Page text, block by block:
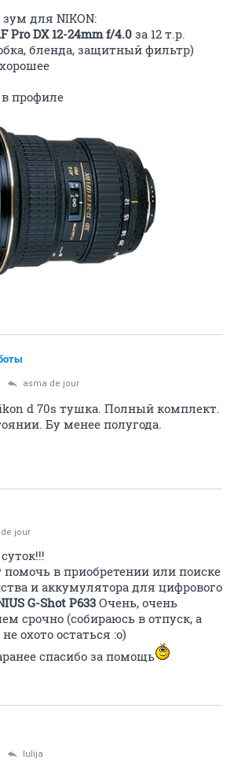
для NIKON:
Pro DX 12-24mm f/4.0 за 12 т.р.
бленда, защитный фильтр)
профиле
asma de jour
d 70s тушка. Полный комплект.
Бу менее полугода.
jour
в приобретении или поиске
и аккумулятора для цифрового
G-Shot P633 Очень, очень
срочно (собираюсь в отпуск, а
охото остаться :o)
спасибо за помощь
Iulija